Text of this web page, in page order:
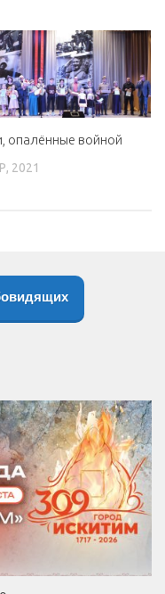
художественный
Коротеева
опалённые войной
2021